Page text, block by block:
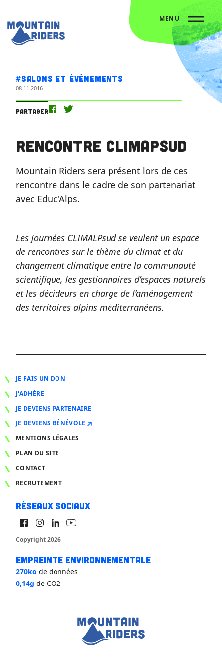
L’agenda
Rencontre CLIMAPSud
MENU
#Salons et évènements
08.11.2016
Partager
Rencontre CLIMAPSud
Mountain Riders sera présent lors de ces
rencontre dans le cadre de son partenariat
avec Educ'Alps.
Les journées CLIMALPsud se veulent un espace
de rencontres sur le thème du climat et du
changement climatique entre la communauté
scientifique, les gestionnaires d’espaces naturels
et les décideurs en charge de l’aménagement
des territoires alpins méditerranéens.
JE FAIS UN DON
J'ADHÈRE
JE DEVIENS PARTENAIRE
JE DEVIENS BÉNÉVOLE
MENTIONS LÉGALES
PLAN DU SITE
CONTACT
RECRUTEMENT
Réseaux sociaux
Copyright 2026
Empreinte environnementale
270ko de données
0,14g de CO2